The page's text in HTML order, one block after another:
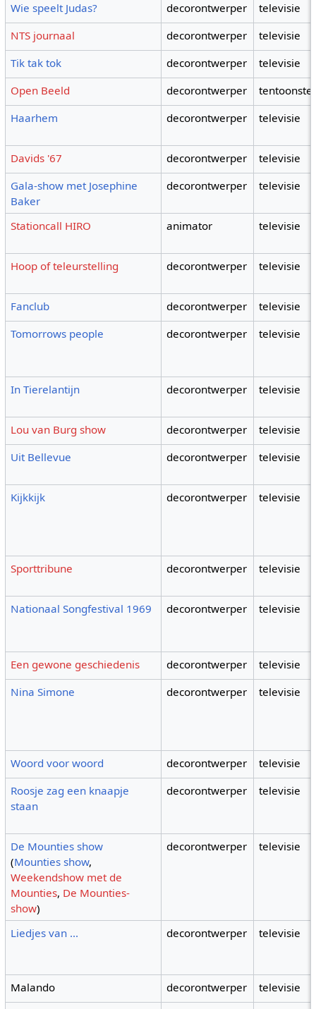
Wie speelt Judas?
decorontwerper
televisie
NTS journaal
decorontwerper
televisie
Tik tak tok
decorontwerper
televisie
Open Beeld
decorontwerper
Haarhem
decorontwerper televisie
Davids '67 decorontwerper
televisie
Gala-show met Josephine
Baker
decorontwerper televisie
Stationcall HIRO animator televisie
Hoop of teleurstelling decorontwerper televisie
Fanclub decorontwerper
televisie
Tomorrows people
decorontwerper televisie
In Tierelantijn decorontwerper televisie
Lou van Burg show decorontwerper
televisie
Uit Bellevue
decorontwerper televisie
Kijkkijk decorontwerper televisie
Sporttribune decorontwerper televisie
Nationaal Songfestival 1969 decorontwerper televisie
Een gewone geschiedenis decorontwerper
televisie
Nina Simone
decorontwerper televisie
Woord voor woord decorontwerper
televisie
Roosje zag een knaapje
staan
decorontwerper televisie
De Mounties show
(Mounties show,
Weekendshow met de
Mounties, De Mounties-
show)
decorontwerper televisie
Liedjes van ... decorontwerper televisie
Malando decorontwerper
televisie